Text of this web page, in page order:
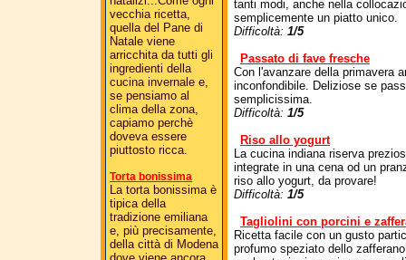
tanti modi, anche nella
semplicemente un piatto unico.
Difficoltà: 1/5
Passato di fave fresche
Con l'avanzare della primavera
inconfondibile. Deliziose se
semplicissima.
Difficoltà: 1/5
Riso allo yogurt
La cucina indiana riserva
integrate in una cena od un
riso allo yogurt, da provare!
Difficoltà: 1/5
Tagliolini con porcini e
Ricetta facile con un gusto
profumo speziato dello
vecchia ricetta,
quella del Pane di
Natale viene
arricchita da tutti gli
ingredienti della
cucina invernale e,
se pensiamo al
clima della zona,
capiamo perchè
doveva essere
piuttosto ricca.
Torta bonissima
La torta bonissima è
tipica della
tradizione emiliana
e, più precisamente,
della città di Modena